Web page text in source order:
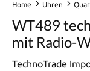
Home Uhren
WT489
mit Radio-
TechnoTrade